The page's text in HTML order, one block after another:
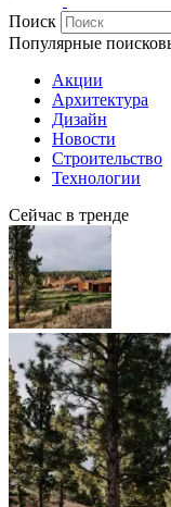
Поиск
Популярные
Акции
Архитектура
Дизайн
Новости
Строительство
Технологии
Сейчас в тренде